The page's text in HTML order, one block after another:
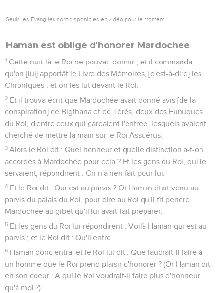
Seuls les Évangiles sont disponibles en vidéo pour le moment.
Haman est obligé d'honorer Mardochée
1 Cette nuit-là le Roi ne pouvait dormir ; et il commanda
qu'on [lui] apportât le Livre des Mémoires, [c'est-à-dire] les
Chroniques ; et on les lut devant le Roi.
2 Et il trouva écrit que Mardochée avait donné avis [de la
conspiration] de Bigthana et de Térès, deux des Eunuques
du Roi, d'entre ceux qui gardaient l'entrée, lesquels avaient
cherché de mettre la main sur le Roi Assuérus.
3 Alors le Roi dit : Quel honneur et quelle distinction a-t-on
accordés à Mardochée pour cela ? Et les gens du Roi, qui le
servaient, répondirent : On n'a rien fait pour lui.
4 Et le Roi dit : Qui est au parvis ? Or Haman était venu au
parvis du palais du Roi, pour dire au Roi qu'il fît pendre
Mardochée au gibet qu'il lui avait fait préparer.
5 Et les gens du Roi lui répondirent : Voilà Haman qui est au
parvis ; et le Roi dit : Qu'il entre.
6 Haman donc entra, et le Roi lui dit : Que faudrait-il faire à
un homme que le Roi prend plaisir d'honorer ? (Or Haman dit
en son coeur : A qui le Roi voudrait-il faire plus d'honneur
qu'à moi ?)